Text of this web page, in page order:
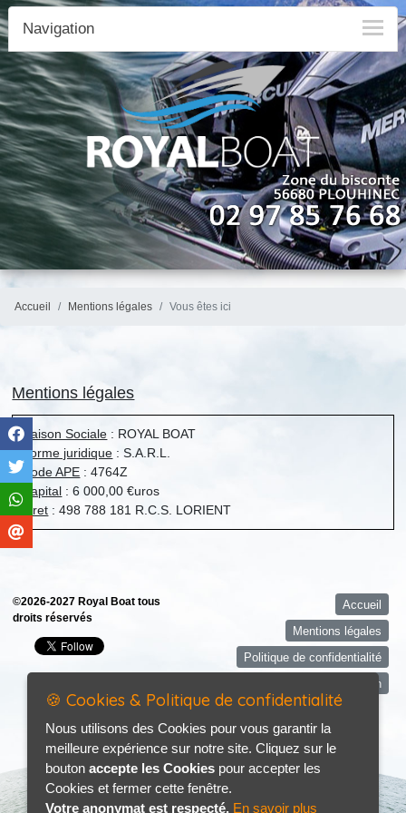
Navigation
Accueil Mentions légales Vous êtes ici
Mentions légales
Raison Sociale : ROYAL BOAT
Forme juridique : S.A.R.L.
Code APE : 4764Z
Capital : 6 000,00 €uros
Siret : 498 788 181 R.C.S. LORIENT
©2026-2027 Royal Boat tous
droits réservés
Accueil
Mentions légales
Politique de confidentialité
Contact / Plan
🍪 Cookies & Politique de confidentialité
Nous utilisons des Cookies pour vous garantir la
meilleure expérience sur notre site. Cliquez sur le
bouton accepte les Cookies pour accepter les
Cookies et fermer cette fenêtre.
Votre anonymat est respecté. En savoir plus